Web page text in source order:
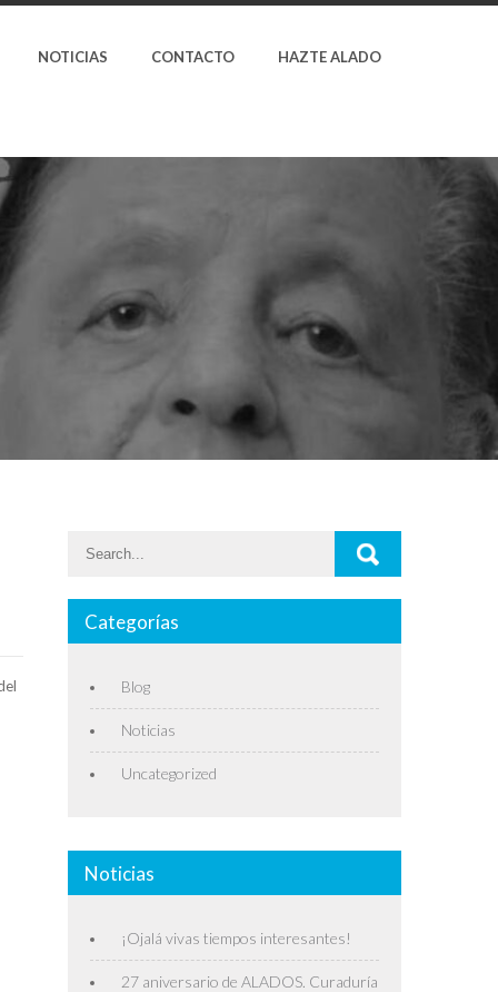
NOTICIAS CONTACTO HAZTE ALADO
Categorías
Blog
Noticias
Uncategorized
Noticias
¡Ojalá vivas tiempos interesantes!
27 aniversario de ALADOS. Curaduría